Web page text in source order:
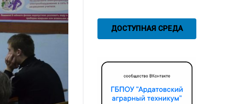
ДОСТУПНАЯ СРЕДА